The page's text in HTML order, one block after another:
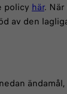
policy här.
den